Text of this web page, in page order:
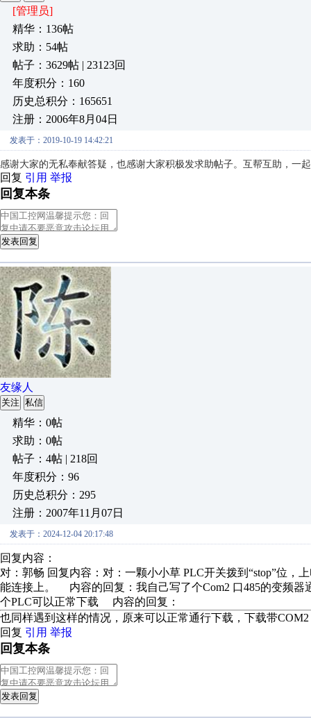
[管理员]
精华：136帖
求助：54帖
帖子：3629帖 | 23123回
年度积分：160
历史总积分：165651
注册：2006年8月04日
发表于：2019-10-19 14:42:21
感谢大家的无私奉献答疑，也感谢大家积极发求助帖子。互帮互助，一
回复 引用 举报
回复本条
发表回复
友缘人
关注 私信
精华：0帖
求助：0帖
帖子：4帖 | 218回
年度积分：96
历史总积分：295
注册：2007年11月07日
发表于：2024-12-04 20:17:48
回复内容：
对：郭畅 回复内容：对：一颗小小草 PLC开关拨到“stop”位
能连接上。 内容的回复：我自己写了个Com2 口485的变频器
个PLC可以正常下载 内容的回复：
也同样遇到这样的情况，原来可以正常通行下载，下载带
回复 引用 举报
回复本条
发表回复